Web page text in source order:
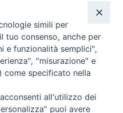
CURIA VESCOVILE NEWS
SERVIZIO ANTENATI
simili per
tuo consenso, anche per
e funzionalità semplici",
"misurazione" e
specificato nella
all'utilizzo dei
puoi avere